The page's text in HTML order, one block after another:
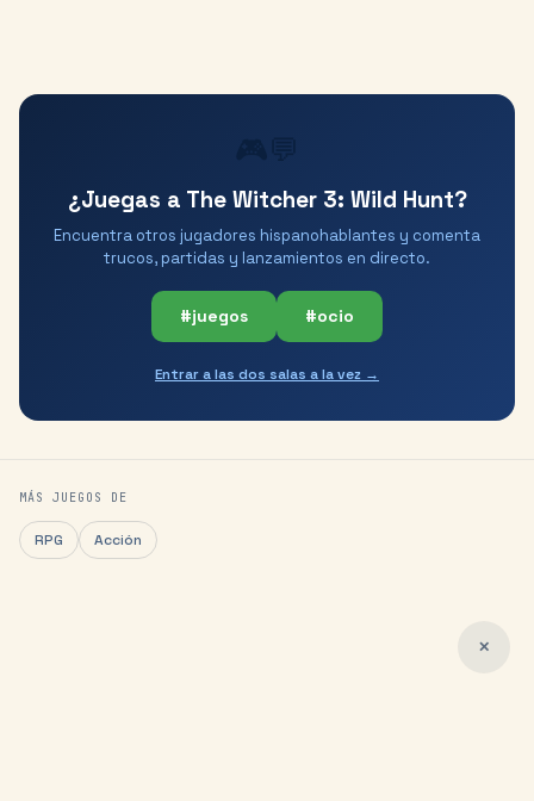
¿Juegas a The Witcher 3: Wild Hunt?
Encuentra otros jugadores hispanohablantes y comenta
trucos, partidas y lanzamientos en directo.
#juegos #ocio
Entrar a las dos salas a la vez →
MÁS JUEGOS DE
RPG Acción
✕